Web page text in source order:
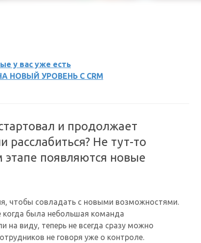
у вас уже есть
УРОВЕНЬ С CRM
и продолжает
расслабиться? Не тут-то
появляются новые
чтобы совладать с новыми возможностями.
была небольшая команда
на виду, теперь не всегда сразу можно
не говоря уже о контроле.